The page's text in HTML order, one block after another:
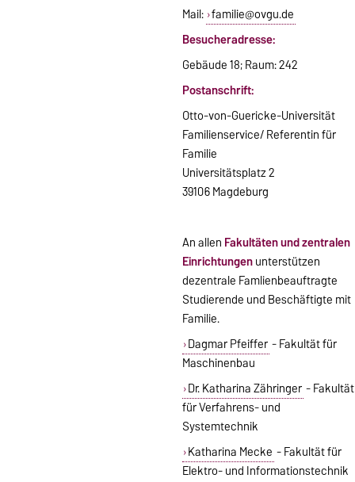
Mail: familie@ovgu.de
Besucheradresse:
Gebäude 18; Raum: 242
Postanschrift:
Otto-von-Guericke-Universität
Familienservice/ Referentin für
Familie
Universitätsplatz 2
39106 Magdeburg
An allen Fakultäten und zentralen
Einrichtungenunterstützen
dezentrale Famlienbeauftragte
Studierende und Beschäftigte mit
Familie.
Dagmar Pfeiffer - Fakultät für
Maschinenbau
Dr. Katharina Zähringer - Fakultät
für Verfahrens- und
Systemtechnik
Katharina Mecke - Fakultät für
Elektro- und Informationstechnik